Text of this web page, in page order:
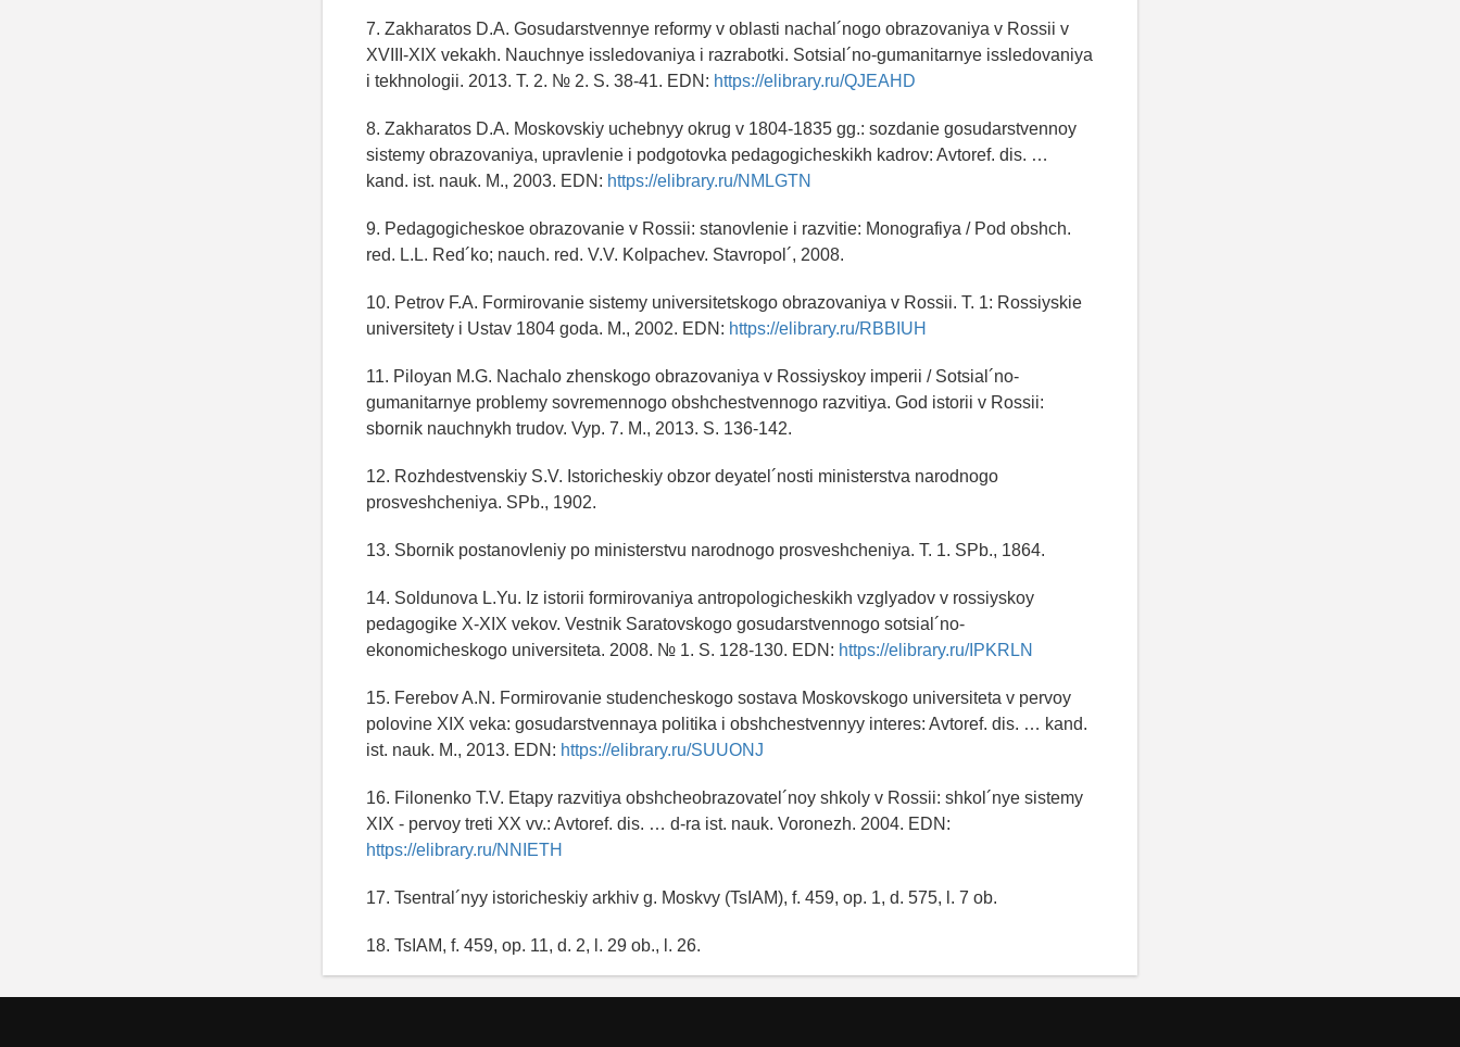
7. Zakharatos D.A. Gosudarstvennye reformy v oblasti nachal´nogo obrazovaniya v Rossii v
XVIII-XIX vekakh. Nauchnye issledovaniya i razrabotki. Sotsial´no-gumanitarnye issledovaniya
i tekhnologii. 2013. T. 2. № 2. S. 38-41. EDN: https://elibrary.ru/QJEAHD
8. Zakharatos D.A. Moskovskiy uchebnyy okrug v 1804-1835 gg.: sozdanie gosudarstvennoy
sistemy obrazovaniya, upravlenie i podgotovka pedagogicheskikh kadrov: Avtoref. dis. …
kand. ist. nauk. M., 2003. EDN: https://elibrary.ru/NMLGTN
9. Pedagogicheskoe obrazovanie v Rossii: stanovlenie i razvitie: Monografiya / Pod obshch.
red. L.L. Red´ko; nauch. red. V.V. Kolpachev. Stavropol´, 2008.
10. Petrov F.A. Formirovanie sistemy universitetskogo obrazovaniya v Rossii. T. 1: Rossiyskie
universitety i Ustav 1804 goda. M., 2002. EDN: https://elibrary.ru/RBBIUH
11. Piloyan M.G. Nachalo zhenskogo obrazovaniya v Rossiyskoy imperii / Sotsial´no-
gumanitarnye problemy sovremennogo obshchestvennogo razvitiya. God istorii v Rossii:
sbornik nauchnykh trudov. Vyp. 7. M., 2013. S. 136-142.
12. Rozhdestvenskiy S.V. Istoricheskiy obzor deyatel´nosti ministerstva narodnogo
prosveshcheniya. SPb., 1902.
13. Sbornik postanovleniy po ministerstvu narodnogo prosveshcheniya. T. 1. SPb., 1864.
14. Soldunova L.Yu. Iz istorii formirovaniya antropologicheskikh vzglyadov v rossiyskoy
pedagogike X-XIX vekov. Vestnik Saratovskogo gosudarstvennogo sotsial´no-
ekonomicheskogo universiteta. 2008. № 1. S. 128-130. EDN: https://elibrary.ru/IPKRLN
15. Ferebov A.N. Formirovanie studencheskogo sostava Moskovskogo universiteta v pervoy
polovine XIX veka: gosudarstvennaya politika i obshchestvennyy interes: Avtoref. dis. … kand.
ist. nauk. M., 2013. EDN: https://elibrary.ru/SUUONJ
16. Filonenko T.V. Etapy razvitiya obshcheobrazovatel´noy shkoly v Rossii: shkol´nye sistemy
XIX - pervoy treti XX vv.: Avtoref. dis. … d-ra ist. nauk. Voronezh. 2004. EDN:
https://elibrary.ru/NNIETH
17. Tsentral´nyy istoricheskiy arkhiv g. Moskvy (TsIAM), f. 459, op. 1, d. 575, l. 7 ob.
18. TsIAM, f. 459, op. 11, d. 2, l. 29 ob., l. 26.